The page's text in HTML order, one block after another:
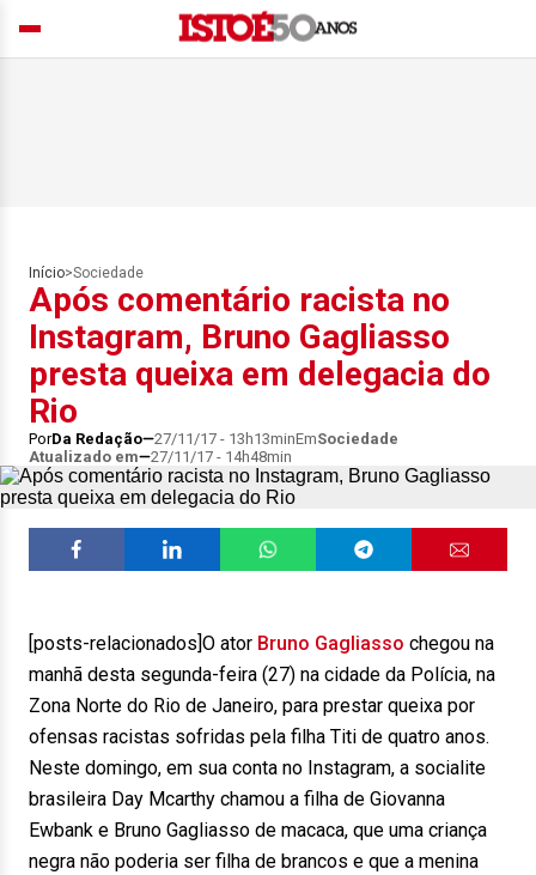
Início>Sociedade
Após comentário racista no
Instagram, Bruno Gagliasso
presta queixa em delegacia do
Rio
PorDa Redação 27/11/17 - 13h13minEmSociedade
Atualizado em
27/11/17 - 14h48min
[posts-relacionados]O ator Bruno Gagliasso chegou na
manhã desta segunda-feira (27) na cidade da Polícia, na
Zona Norte do Rio de Janeiro, para prestar queixa por
ofensas racistas sofridas pela filha Titi de quatro anos.
Neste domingo, em sua conta no Instagram, a socialite
brasileira Day Mcarthy chamou a filha de Giovanna
Ewbank e Bruno Gagliasso de macaca, que uma criança
negra não poderia ser filha de brancos e que a menina